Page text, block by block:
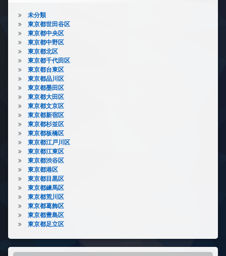
未分類
東京都世田谷区
東京都中央区
東京都中野区
東京都北区
東京都千代田区
東京都台東区
東京都品川区
東京都墨田区
東京都大田区
東京都文京区
東京都新宿区
東京都杉並区
東京都板橋区
東京都江戸川区
東京都江東区
東京都渋谷区
東京都港区
東京都目黒区
東京都練馬区
東京都荒川区
東京都葛飾区
東京都豊島区
東京都足立区